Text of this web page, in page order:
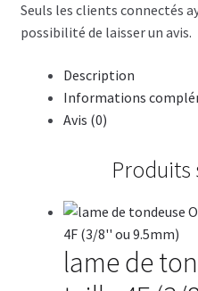
Seuls les clients connectés
possibilité de laisser un avis.
Description
Informations
Avis (0)
lame de